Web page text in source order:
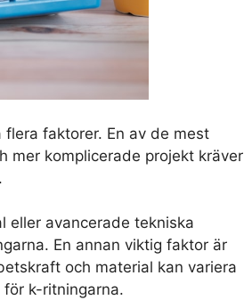
faktorer. En av de mest
mer komplicerade projekt kräver
eller avancerade tekniska
En annan viktig faktor är
och material kan variera
k-ritningarna.